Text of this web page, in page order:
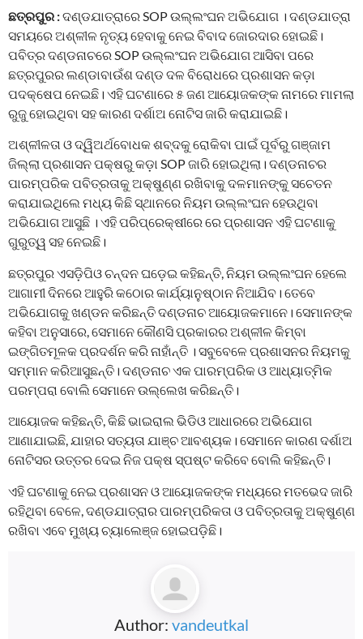
ଛତ୍ରପୁର :ଦଣ୍ଡଯାତ୍ରାରେ SOP ଉଲ୍ଲଂଘନ ଅଭିଯୋଗ । ଦଣ୍ଡଯାତ୍ରା
ସମୟରେ ଅଶ୍ଳୀଳ ନୃତ୍ୟ ହେବାକୁ ନେଇ ବିବାଦ ଜୋରଦାର ହୋଇଛି।
ପବିତ୍ର ଦଣ୍ଡନାଚରେ SOP ଉଲ୍ଲଂଘନ ଅଭିଯୋଗ ଆସିବା ପରେ
ଛତ୍ରପୁରର ଲଣ୍ଡାବାଉଁଶ ଦଣ୍ଡ ଦଳ ବିରୋଧରେ ପ୍ରଶାସନ କଡ଼ା
ପଦକ୍ଷେପ ନେଇଛି। ଏହି ଘଟଣାରେ ୫ ଜଣ ଆୟୋଜକଙ୍କ ନାମରେ ମାମଲା
ରୁଜୁ ହୋଇଥିବା ସହ କାରଣ ଦର୍ଶାଅ ନୋଟିସ ଜାରି କରାଯାଇଛି।
ଅଶ୍ଳୀଳତା ଓ ଦ୍ୱିଅର୍ଥବୋଧକ ଶବ୍ଦକୁ ରୋକିବା ପାଇଁ ପୂର୍ବରୁ ଗଞ୍ଜାମ
ଜିଲ୍ଲା ପ୍ରଶାସନ ପକ୍ଷରୁ କଡ଼ା SOP ଜାରି ହୋଇଥିଲା। ଦଣ୍ଡନାଚର
ପାରମ୍ପରିକ ପବିତ୍ରତାକୁ ଅକ୍ଷୁଣ୍ଣ ରଖିବାକୁ ଦଳମାନଙ୍କୁ ସଚେତନ
କରାଯାଇଥିଲେ ମଧ୍ୟ କିଛି ସ୍ଥାନରେ ନିୟମ ଉଲ୍ଲଂଘନ ହେଉଥିବା
ଅଭିଯୋଗ ଆସୁଛି । ଏହି ପରିପ୍ରେକ୍ଷୀରେ ରେ ପ୍ରଶାସନ ଏହି ଘଟଣାକୁ
ଗୁରୁତ୍ୱ ସହ ନେଇଛି।
ଛତ୍ରପୁର ଏସଡ଼ିପିଓ ଚନ୍ଦନ ଘଡ଼େଇ କହିଛନ୍ତି, ନିୟମ ଉଲ୍ଲଂଘନ ହେଲେ
ଆଗାମୀ ଦିନରେ ଆହୁରି କଠୋର କାର୍ଯ୍ୟାନୁଷ୍ଠାନ ନିଆଯିବ। ତେବେ
ଅଭିଯୋଗକୁ ଖଣ୍ଡନ କରିଛନ୍ତି ଦଣ୍ଡନାଚ ଆୟୋଜକମାନେ। ସେମାନଙ୍କ
କହିବା ଅନୁସାରେ, ସେମାନେ କୌଣସି ପ୍ରକାରର ଅଶ୍ଳୀଳ କିମ୍ବା
ଇଙ୍ଗିତମୂଳକ ପ୍ରଦର୍ଶନ କରି ନାହାଁନ୍ତି । ସବୁବେଳେ ପ୍ରଶାସନର ନିୟମକୁ
ସମ୍ମାନ କରିଆସୁଛନ୍ତି। ଦଣ୍ଡନାଚ ଏକ ପାରମ୍ପରିକ ଓ ଆଧ୍ୟାତ୍ମିକ
ପରମ୍ପରା ବୋଲି ସେମାନେ ଉଲ୍ଲେଖ କରିଛନ୍ତି।
ଆୟୋଜକ କହିଛନ୍ତି, କିଛି ଭାଇରାଲ ଭିଡିଓ ଆଧାରରେ ଅଭିଯୋଗ
ଆଣାଯାଇଛି, ଯାହାର ସତ୍ୟତା ଯାଞ୍ଚ ଆବଶ୍ୟକ। ସେମାନେ କାରଣ ଦର୍ଶାଅ
ନୋଟିସର ଉତ୍ତର ଦେଇ ନିଜ ପକ୍ଷ ସ୍ପଷ୍ଟ କରିବେ ବୋଲି କହିଛନ୍ତି।
ଏହି ଘଟଣାକୁ ନେଇ ପ୍ରଶାସନ ଓ ଆୟୋଜକଙ୍କ ମଧ୍ୟରେ ମତଭେଦ ଜାରି
ରହିଥିବା ବେଳେ, ଦଣ୍ଡଯାତ୍ରାର ପାରମ୍ପରିକତା ଓ ପବିତ୍ରତାକୁ ଅକ୍ଷୁଣ୍ଣ
ରଖିବା ଏବେ ମୁଖ୍ୟ ଚ୍ୟାଲେଞ୍ଜ ହୋଇପଡ଼ିଛି।
Author: vandeutkal